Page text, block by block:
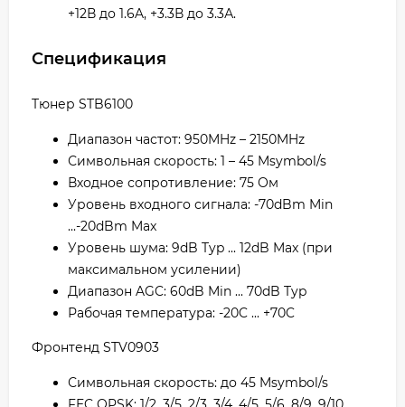
+12В до 1.6A, +3.3В до 3.3А.
Спецификация
Tюнер STB6100
Диапазон частот: 950MHz – 2150MHz
Символьная скорость: 1 – 45 Msymbol/s
Входное сопротивление: 75 Ом
Уровень входного сигнала: -70dBm Min
...-20dBm Max
Уровень шума: 9dB Typ ... 12dB Max (при
максимальном усилении)
Диапазон AGC: 60dB Min ... 70dB Typ
Рабочая температура: -20C ... +70C
Фронтенд STV0903
Символьная скорость: до 45 Msymbol/s